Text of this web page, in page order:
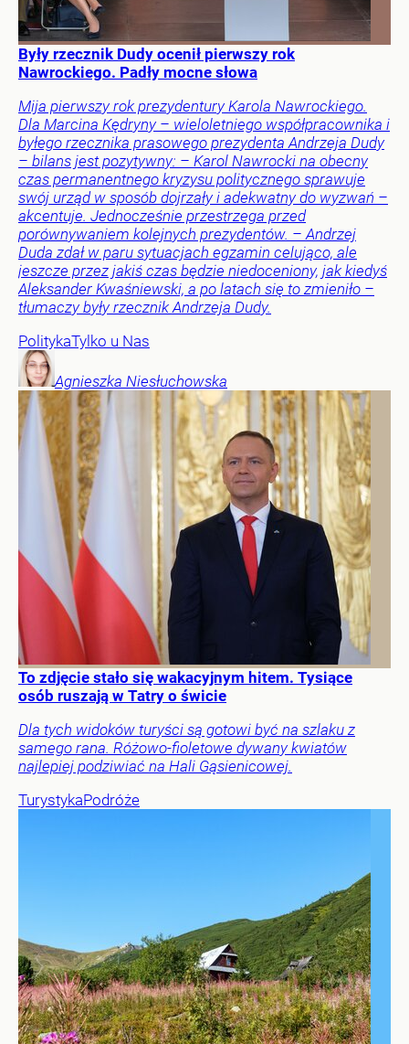
Były rzecznik Dudy ocenił pierwszy rok
Nawrockiego. Padły mocne słowa
Mija pierwszy rok prezydentury Karola Nawrockiego.
Dla Marcina Kędryny – wieloletniego współpracownika i
byłego rzecznika prasowego prezydenta Andrzeja Dudy
– bilans jest pozytywny: – Karol Nawrocki na obecny
czas permanentnego kryzysu politycznego sprawuje
swój urząd w sposób dojrzały i adekwatny do wyzwań –
akcentuje. Jednocześnie przestrzega przed
porównywaniem kolejnych prezydentów. – Andrzej
Duda zdał w paru sytuacjach egzamin celująco, ale
jeszcze przez jakiś czas będzie niedoceniony, jak kiedyś
Aleksander Kwaśniewski, a po latach się to zmieniło –
tłumaczy były rzecznik Andrzeja Dudy.
PolitykaTylko u Nas
Agnieszka Niesłuchowska
To zdjęcie stało się wakacyjnym hitem. Tysiące
osób ruszają w Tatry o świcie
Dla tych widoków turyści są gotowi być na szlaku z
samego rana. Różowo-fioletowe dywany kwiatów
najlepiej podziwiać na Hali Gąsienicowej.
TurystykaPodróże